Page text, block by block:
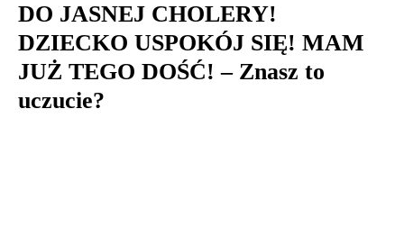
DO JASNEJ CHOLERY!
DZIECKO USPOKÓJ SIĘ! MAM
JUŻ TEGO DOŚĆ! – Znasz to
uczucie?